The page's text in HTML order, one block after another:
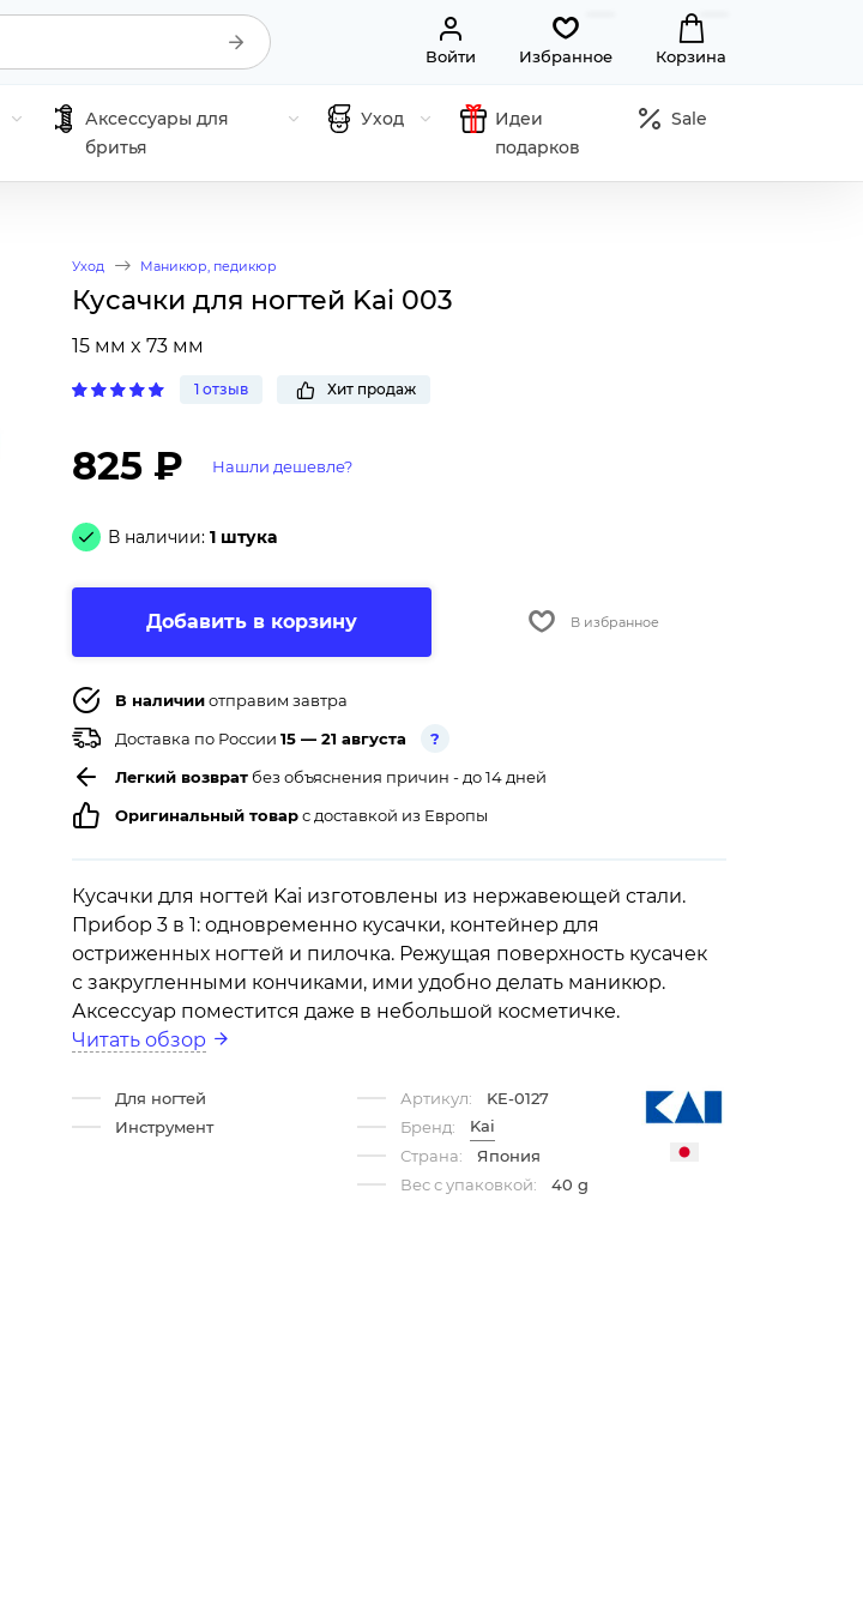
Войти Избранное Корзина
Аксессуары для
бритья
Уход
Идеи
подарков
Sale
Уход Маникюр, педикюр
Кусачки для ногтей Kai 003
15 мм x 73 мм
1 отзыв Хит продаж
825 ₽ Нашли дешевле?
В наличии: 1 штука
Добавить в корзину В избранное
В наличииотправим завтра
Доставка по России 15 — 21 августа
?
Легкий возврат без объяснения причин - до 14 дней
Оригинальный товарс доставкой из Европы
Кусачки для ногтей Kai изготовлены из нержавеющей стали.
Прибор 3 в 1: одновременно кусачки, контейнер для
остриженных ногтей и пилочка. Режущая поверхность кусачек
с закругленными кончиками, ими удобно делать маникюр.
Аксессуар поместится даже в небольшой косметичке.
Читать обзор
Для ногтей
Инструмент
Артикул:
KE-0127
Бренд:
Kai
Страна:
Япония
Вес с упаковкой:
40 g